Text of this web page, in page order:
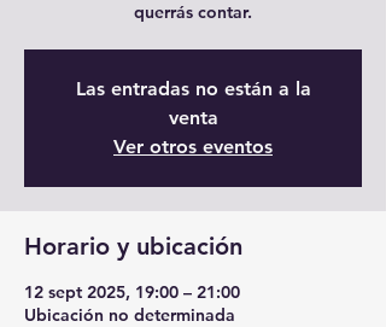
querrás contar.
Las entradas no están a la
venta
Ver otros eventos
Horario y ubicación
12 sept 2025, 19:00 – 21:00
Ubicación no determinada